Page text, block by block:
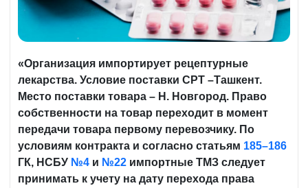
«Организация импортирует рецептурные
лекарства. Условие поставки CPT –Ташкент.
Место поставки товара – Н. Новгород. Право
собственности на товар переходит в момент
передачи товара первому перевозчику. По
условиям контракта и согласно статьям 185–186
ГК, НСБУ №4 и №22 импортные ТМЗ следует
принимать к учету на дату перехода права